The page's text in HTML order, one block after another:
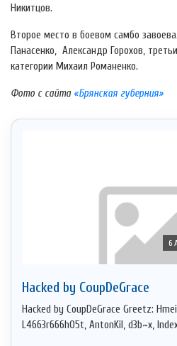
Никитцов.
Второе место в боевом самбо
Панасенко, Александр Горохов,
категории Михаил Романенко.
Фото с сайта«Брянская губерния»
6
Hacked by CoupDeGrace
Hacked by CoupDeGrace Greetz:
L4663r666h05t, AntonKil, d3b~x,